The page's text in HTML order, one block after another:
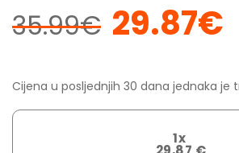
35.99€ Izvorna
cijena
je:
35.99€.
29.87€
Cijena u posljednjih 30 dana jednaka je
1x